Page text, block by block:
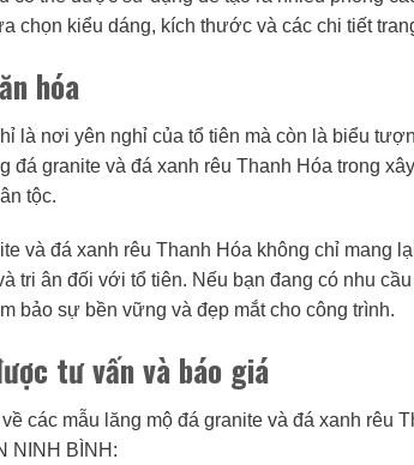
chọn kiểu dáng, kích thước và các chi tiết
hóa
là nơi yên nghỉ của tổ tiên mà còn là biểu
đá granite và đá xanh rêu Thanh Hóa trong
tộc.
và đá xanh rêu Thanh Hóa không chỉ mang
tri ân đối với tổ tiên. Nếu bạn đang có nhu
bảo sự bền vững và đẹp mắt cho công trình.
tư vấn và báo giá
các mẫu lăng mộ đá granite và đá xanh rêu
NINH BÌNH: